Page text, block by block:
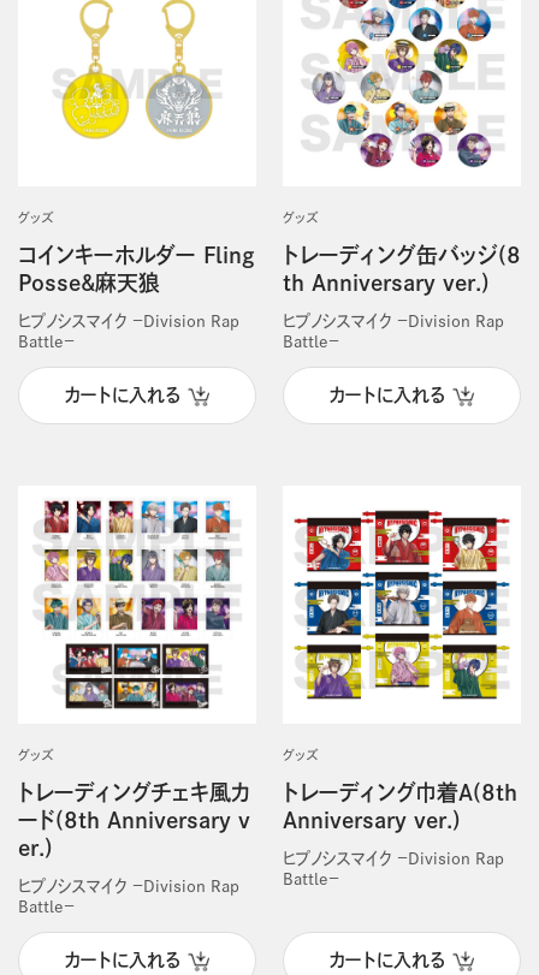
グッズ
コインキーホルダー Fling
Posse&麻天狼
ヒプノシスマイク －Division Rap
Battle－
カートに入れる
グッズ
トレーディング缶バッジ(8
th Anniversary ver.)
ヒプノシスマイク －Division Rap
Battle－
カートに入れる
グッズ
トレーディングチェキ風カ
ード(8th Anniversary v
er.)
ヒプノシスマイク －Division Rap
Battle－
カートに入れる
グッズ
トレーディング巾着A(8th
Anniversary ver.)
ヒプノシスマイク －Division Rap
Battle－
カートに入れる